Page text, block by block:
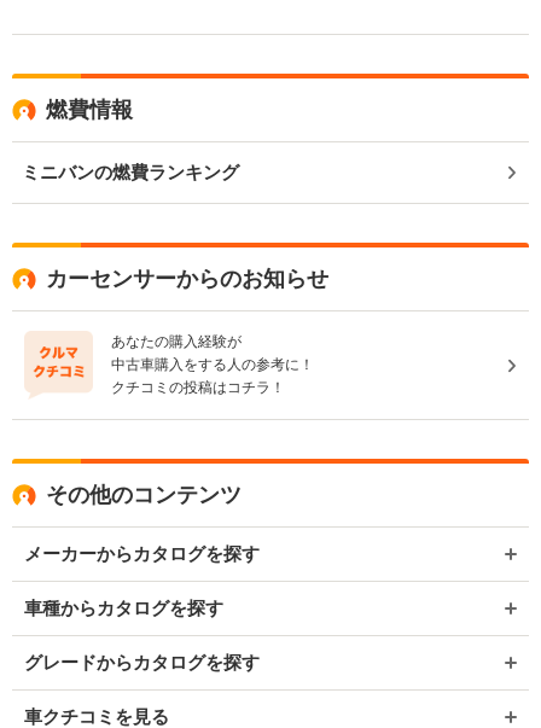
燃費情報
ミニバンの燃費ランキング
カーセンサーからのお知らせ
あなたの購入経験が
中古車購入をする人の参考に！
クチコミの投稿はコチラ！
その他のコンテンツ
メーカーからカタログを探す
車種からカタログを探す
グレードからカタログを探す
車クチコミを見る